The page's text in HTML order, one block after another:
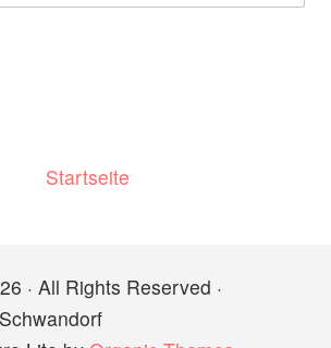
Startseite
· All Rights Reserved ·